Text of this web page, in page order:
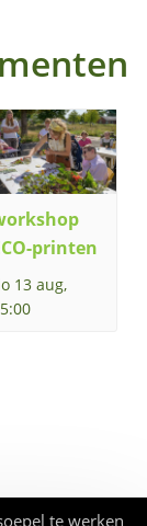
printen
13 aug,
te werken